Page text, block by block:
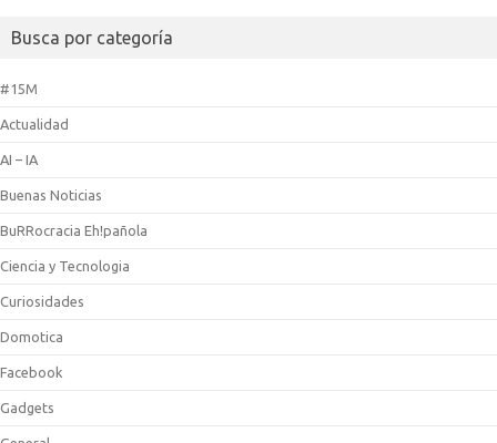
Busca por categoría
#15M
Actualidad
AI – IA
Buenas Noticias
BuRRocracia Eh!pañola
Ciencia y Tecnologia
Curiosidades
Domotica
Facebook
Gadgets